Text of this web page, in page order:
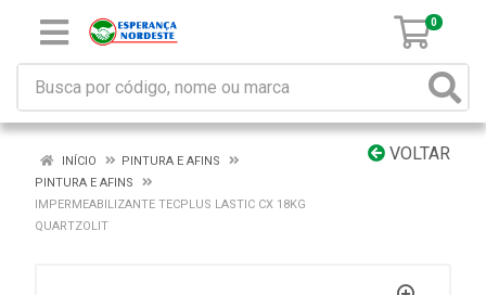
0
VOLTAR
INÍCIO
PINTURA E AFINS
PINTURA E AFINS
IMPERMEABILIZANTE TECPLUS LASTIC CX 18KG
QUARTZOLIT